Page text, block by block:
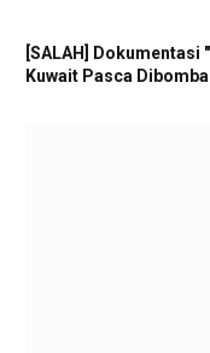
[SALAH]
Kuwait Pasca